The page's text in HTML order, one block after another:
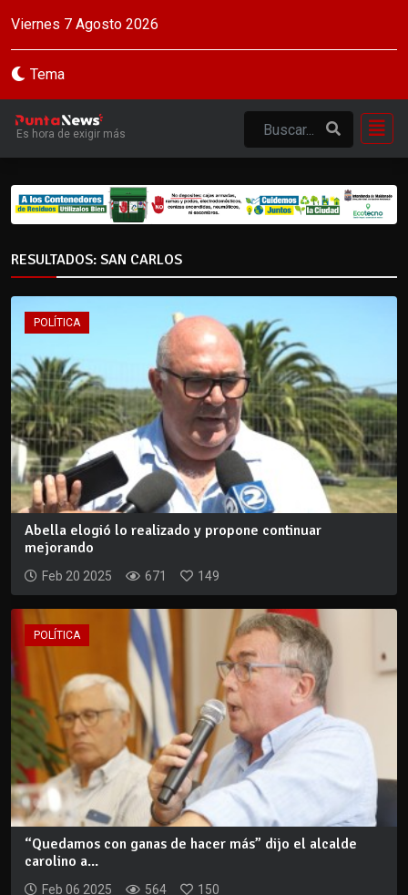
Viernes 7 Agosto 2026
Tema
Es hora de exigir más
RESULTADOS: SAN CARLOS
POLÍTICA
Abella elogió lo realizado y propone continuar
mejorando
Feb 20 2025 671 149
POLÍTICA
“Quedamos con ganas de hacer más” dijo el alcalde
carolino a...
Feb 06 2025 564 150